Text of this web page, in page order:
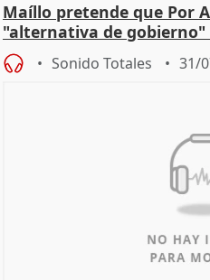
Maíllo pretende que Por
"alternativa de gobierno"
oposición
Sonido Totales 31/